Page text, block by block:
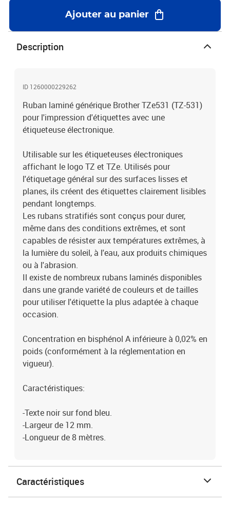
Ajouter au panier
Description
ID 1260000229262
Ruban laminé générique Brother TZe531 (TZ-531)
pour l'impression d'étiquettes avec une
étiqueteuse électronique.
Utilisable sur les étiqueteuses électroniques
affichant le logo TZ et TZe. Utilisés pour
l'étiquetage général sur des surfaces lisses et
planes, ils créent des étiquettes clairement lisibles
pendant longtemps.
Les rubans stratifiés sont conçus pour durer,
même dans des conditions extrêmes, et sont
capables de résister aux températures extrêmes, à
la lumière du soleil, à l'eau, aux produits chimiques
ou à l'abrasion.
Il existe de nombreux rubans laminés disponibles
dans une grande variété de couleurs et de tailles
pour utiliser l'étiquette la plus adaptée à chaque
occasion.
Concentration en bisphénol A inférieure à 0,02% en
poids (conformément à la réglementation en
vigueur).
Caractéristiques:
-Texte noir sur fond bleu.
-Largeur de 12 mm.
-Longueur de 8 mètres.
Caractéristiques